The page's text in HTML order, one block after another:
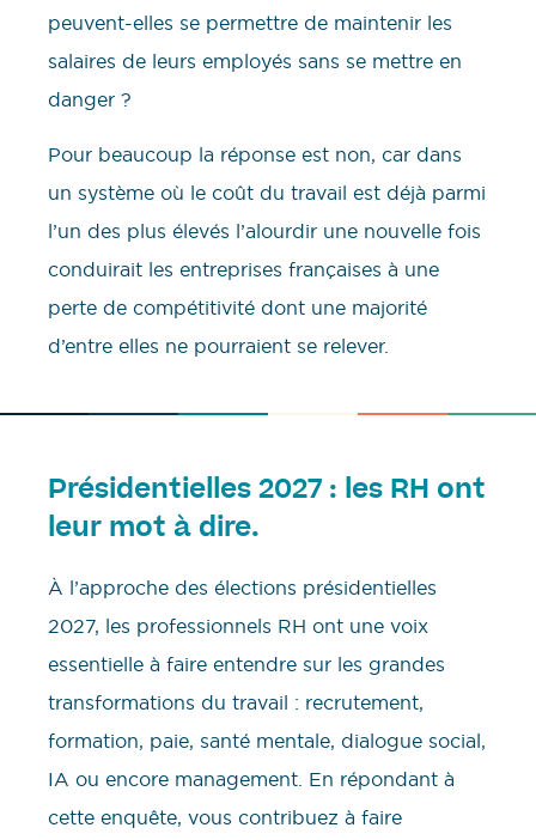
peuvent-elles se permettre de maintenir les
salaires de leurs employés sans se mettre en
danger ?
Pour beaucoup la réponse est non, car dans
un système où le coût du travail est déjà parmi
l’un des plus élevés l’alourdir une nouvelle fois
conduirait les entreprises françaises à une
perte de compétitivité dont une majorité
d’entre elles ne pourraient se relever.
Présidentielles 2027 : les RH ont
leur mot à dire.
À l’approche des élections présidentielles
2027, les professionnels RH ont une voix
essentielle à faire entendre sur les grandes
transformations du travail : recrutement,
formation, paie, santé mentale, dialogue social,
IA ou encore management. En répondant à
cette enquête, vous contribuez à faire